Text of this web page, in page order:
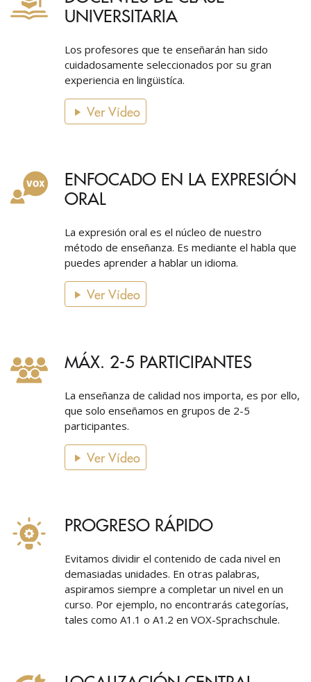
UNIVERSITARIA
Los profesores que te enseñarán han sido
cuidadosamente seleccionados por su gran
experiencia en lingüistíca.
Ver Vídeo
ENFOCADO EN LA EXPRESIÓN
ORAL
La expresión oral es el núcleo de nuestro
método de enseñanza. Es mediante el habla que
puedes aprender a hablar un idioma.
Ver Vídeo
MÁX. 2-5 PARTICIPANTES
La enseñanza de calidad nos importa, es por ello,
que solo enseñamos en grupos de 2-5
participantes.
Ver Vídeo
PROGRESO RÁPIDO
Evitamos dividir el contenido de cada nivel en
demasiadas unidades. En otras palabras,
aspiramos siempre a completar un nivel en un
curso. Por ejemplo, no encontrarás categorías,
tales como A1.1 o A1.2 en VOX-Sprachschule.